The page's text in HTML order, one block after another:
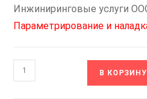
Инжиниринговые услуги
Параметрирование и
Количество
товара
В КОРЗИНУ